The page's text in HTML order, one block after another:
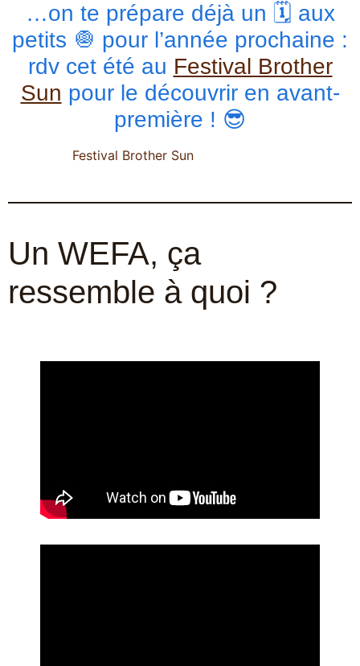
…on te prépare déjà un 🗓️ aux
petits 🧅 pour l’année prochaine :
rdv cet été au Festival Brother
Sun pour le découvrir en avant-
première ! 😎
Festival Brother Sun
Un WEFA, ça
ressemble à quoi ?